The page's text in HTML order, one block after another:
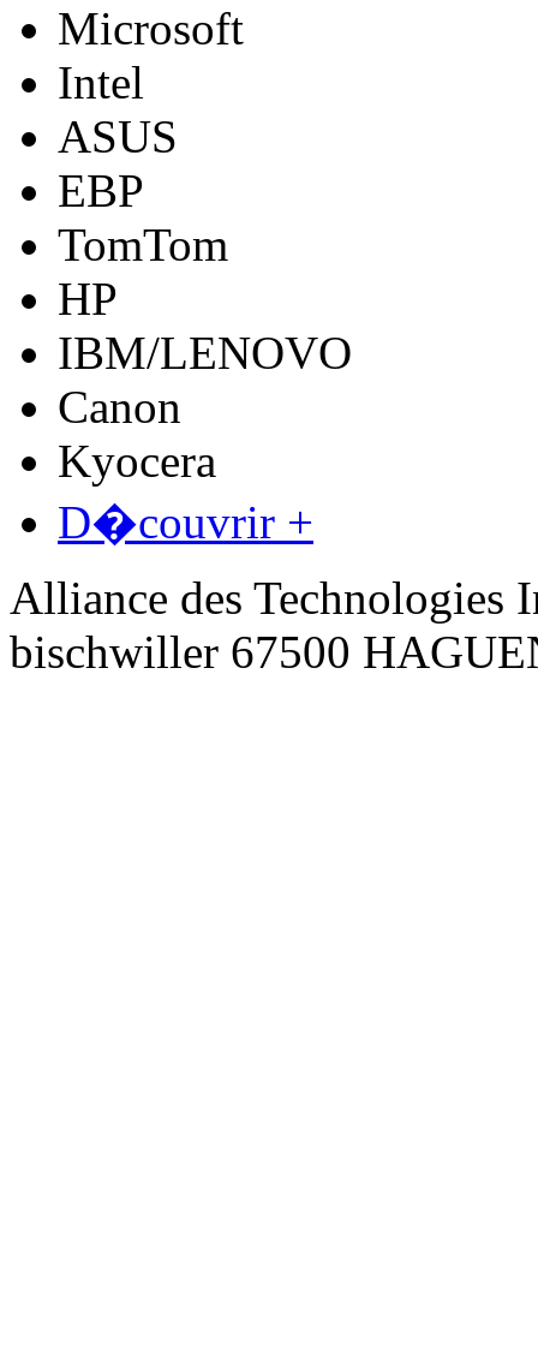
Microsoft
Intel
ASUS
EBP
TomTom
HP
IBM/LENOVO
Canon
Kyocera
D�couvrir +
Alliance des Technologies
bischwiller 67500